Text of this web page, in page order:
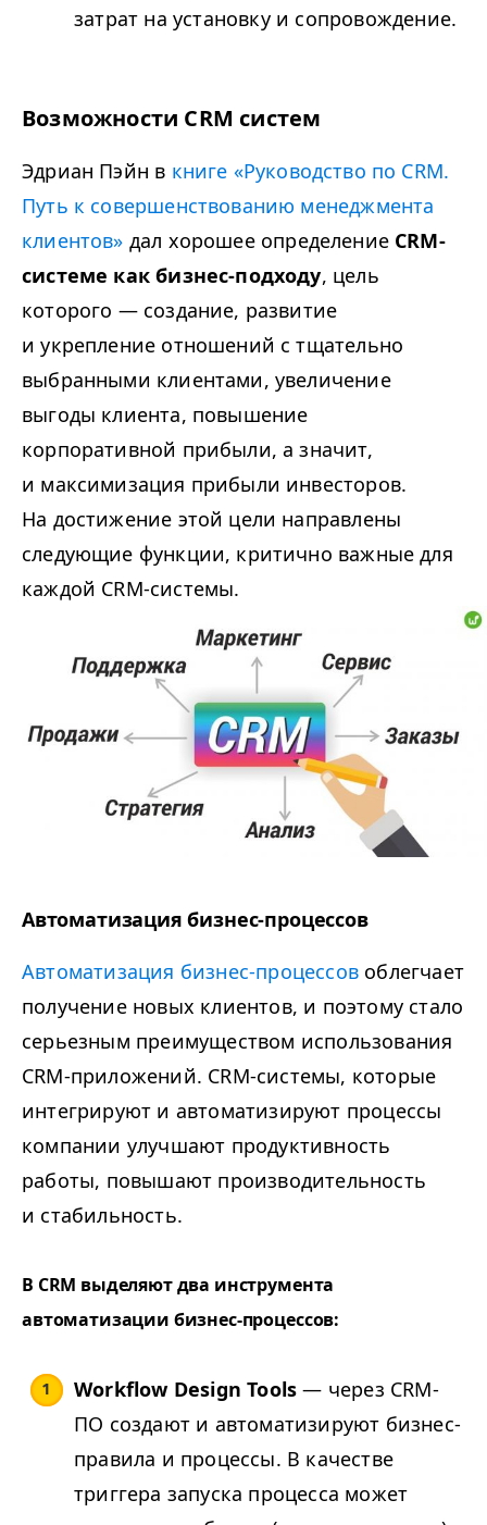
затрат на установку и сопровождение.
Возможности CRM систем
Эдриан Пэйн в книге «Руководство по CRM.
Путь к совершенствованию менеджмента
клиентов» дал хорошее определениеCRM-
системе как бизнес-подходу, цель
которого — создание, развитие
и укрепление отношений с тщательно
выбранными клиентами, увеличение
выгоды клиента, повышение
корпоративной прибыли, а значит,
и максимизация прибыли инвесторов.
На достижение этой цели направлены
следующие функции, критично важные для
каждой CRM-системы.
Автоматизация бизнес-процессов
Автоматизация бизнес-процессов облегчает
получение новых клиентов, и поэтому стало
серьезным преимуществом использования
CRM-приложений. CRM-системы, которые
интегрируют и автоматизируют процессы
компании улучшают продуктивность
работы, повышают производительность
и стабильность.
В CRM выделяют два инструмента
автоматизации бизнес-процессов:
Workflow Design Tools — через CRM-
ПО создают и автоматизируют бизнес-
правила и процессы. В качестве
триггера запуска процесса может